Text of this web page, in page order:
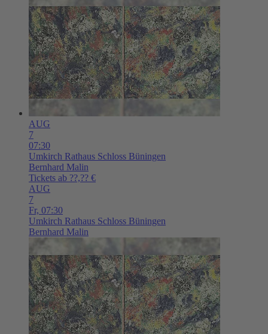
AUG
7
07:30
Umkirch Rathaus Schloss Büningen
Bernhard Malin
Tickets ab ??,?? €
AUG
7
Fr, 07:30
Umkirch Rathaus Schloss Büningen
Bernhard Malin